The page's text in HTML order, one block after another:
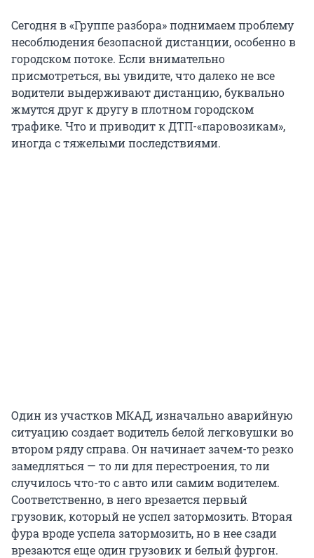
Сегодня в «Группе разбора» поднимаем проблему
несоблюдения безопасной дистанции, особенно в
городском потоке. Если внимательно
присмотреться, вы увидите, что далеко не все
водители выдерживают дистанцию, буквально
жмутся друг к другу в плотном городском
трафике. Что и приводит к ДТП-«паровозикам»,
иногда с тяжелыми последствиями.
Один из участков МКАД, изначально аварийную
ситуацию создает водитель белой легковушки во
втором ряду справа. Он начинает зачем-то резко
замедляться — то ли для перестроения, то ли
случилось что-то с авто или самим водителем.
Соответственно, в него врезается первый
грузовик, который не успел затормозить. Вторая
фура вроде успела затормозить, но в нее сзади
врезаются еще один грузовик и белый фургон.